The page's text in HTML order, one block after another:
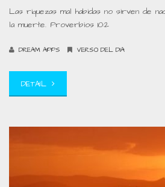
Las riquezas mal habidas no sirven de
la muerte. Proverbios 10:2
DREAM APPS VERSO DEL DIA
DETAIL